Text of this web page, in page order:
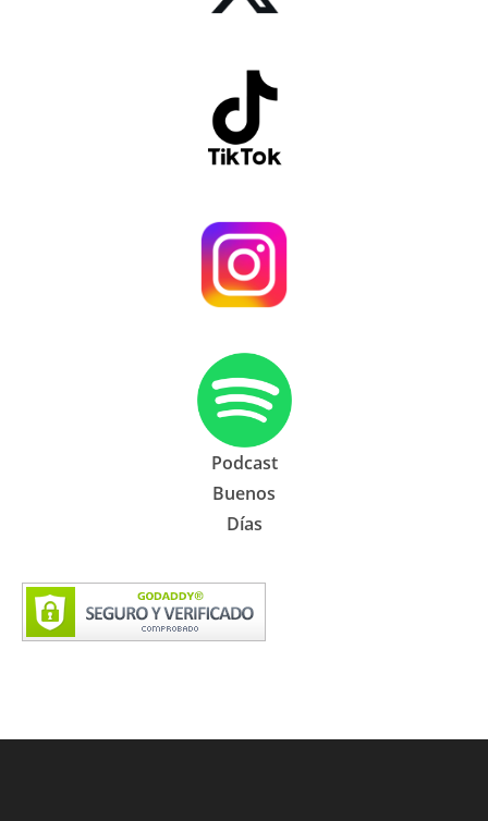
Podcast
Buenos
Días